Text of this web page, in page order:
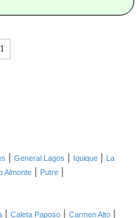
| General Lagos | Iquique |
La
Almonte | Putre |
| Caleta Paposo | Carmen Alto |